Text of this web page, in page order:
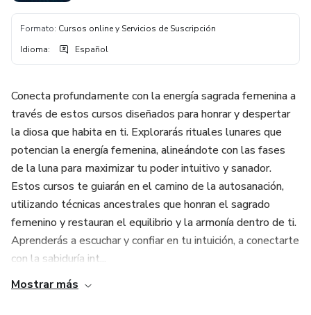
Formato: Cursos online y Servicios de Suscripción
Idioma: Español
Conecta profundamente con la energía sagrada femenina a
través de estos cursos diseñados para honrar y despertar
la diosa que habita en ti. Explorarás rituales lunares que
potencian la energía femenina, alineándote con las fases
de la luna para maximizar tu poder intuitivo y sanador.
Estos cursos te guiarán en el camino de la autosanación,
utilizando técnicas ancestrales que honran el sagrado
femenino y restauran el equilibrio y la armonía dentro de ti.
Aprenderás a escuchar y confiar en tu intuición, a conectarte
con la sabiduría int...
Mostrar más